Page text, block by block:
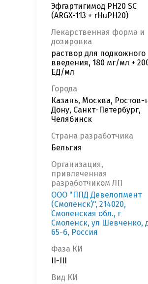
Эфгартигимод PH20 SC
(ARGX-113 + rHuPH20)
Лекарственная форма и
дозировка
раствор для подкожного
введения, 180 мг/мл +
ЕД/мл
Города
Казань, Москва, Ростов-
Дону, Санкт-Петербург,
Челябинск
Страна разработчика
Бельгия
Организация,
привлеченная
разработчиком ЛП
ООО "ППД Девелопмент
(Смоленск)", 214020,
Смоленская обл., г
Смоленск, ул Шевченко,
65-б, Россия
Фаза КИ
II-III
Вид КИ